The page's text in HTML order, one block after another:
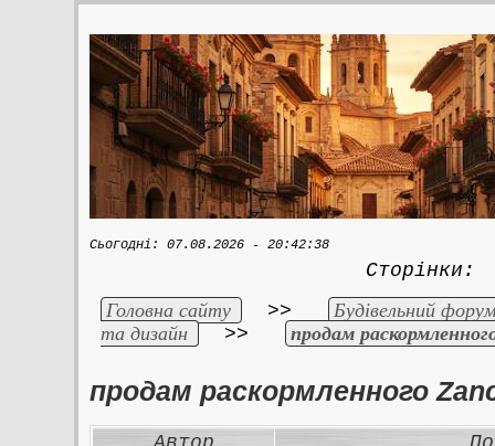
Сьогодні: 07.08.2026 - 20:42:38
Головна сайту
>>
Будівельний
та дизайн
>> продам
продам раскормленного